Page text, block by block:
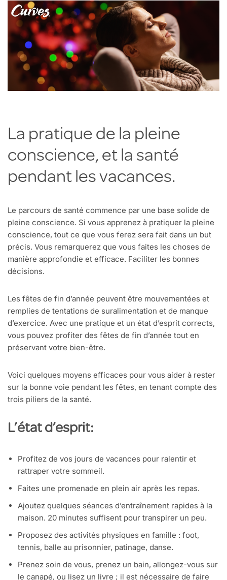
La pratique de la pleine
conscience, et la santé
pendant les vacances.
Le parcours de santé commence par une base solide de
pleine conscience. Si vous apprenez à pratiquer la pleine
conscience, tout ce que vous ferez sera fait dans un but
précis. Vous remarquerez que vous faites les choses de
manière approfondie et efficace. Faciliter les bonnes
décisions.
Les fêtes de fin d’année peuvent être mouvementées et
remplies de tentations de suralimentation et de manque
d’exercice. Avec une pratique et un état d’esprit corrects,
vous pouvez profiter des fêtes de fin d’année tout en
préservant votre bien-être.
Voici quelques moyens efficaces pour vous aider à rester
sur la bonne voie pendant les fêtes, en tenant compte des
trois piliers de la santé.
L’état d’esprit:
Profitez de vos jours de vacances pour ralentir et
rattraper votre sommeil.
Faites une promenade en plein air après les repas.
Ajoutez quelques séances d’entraînement rapides à la
maison. 20 minutes suffisent pour transpirer un peu.
Proposez des activités physiques en famille : foot,
tennis, balle au prisonnier, patinage, danse.
Prenez soin de vous, prenez un bain, allongez-vous sur
le canapé, ou lisez un livre ; il est nécessaire de faire